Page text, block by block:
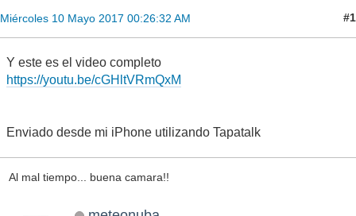
Miércoles 10 Mayo 2017 00:26:32 AM #1
Y este es el video completo
https://youtu.be/cGHltVRmQxM
Enviado desde mi iPhone utilizando Tapatalk
Al mal tiempo... buena camara!!